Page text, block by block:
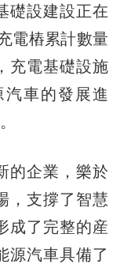
礎設建設正在
電樁累計數量
充電基礎設施
車的發展進
企業，樂於
，支撐了智慧
成了完整的産
源汽車具備了